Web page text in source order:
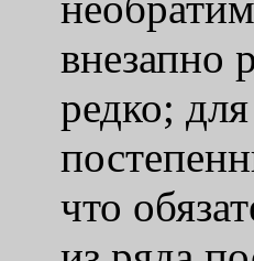
внезапно
редко;
что